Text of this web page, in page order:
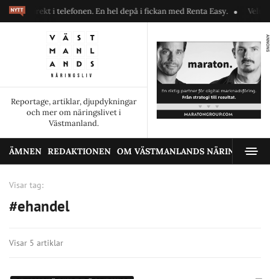
direkt i telefonen. En hel depå i fickan med Renta Easy. Velumi
Reportage, artiklar, djupdykningar
och mer om näringslivet i
Västmanland.
ANNONS
ÄMNEN REDAKTIONEN OM VÄSTMANLANDS NÄRINGSLIV
Visar tag:
#ehandel
Visar 5 artiklar